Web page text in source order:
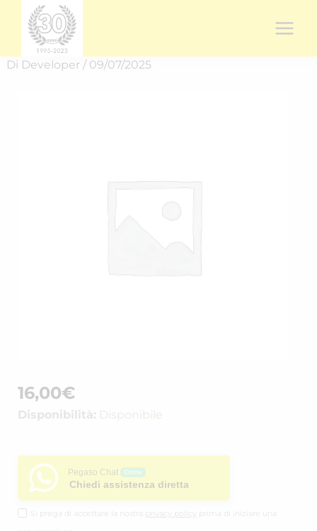
contenuto
Di Developer / 09/07/2025
16,00€
Disponibilità: Disponibile
Pegaso Chat
Chiedi assistenza diretta
Si prega di accettare la nostra privacy policy
prima di iniziare una